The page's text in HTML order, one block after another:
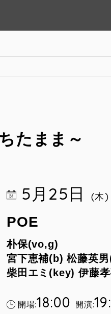
たまま～
5月25日 (木)
POE
朴保(vo,g)
宮下恵補(b) 松藤英
柴田エミ(key) 伊藤
開場:18:00 開演: